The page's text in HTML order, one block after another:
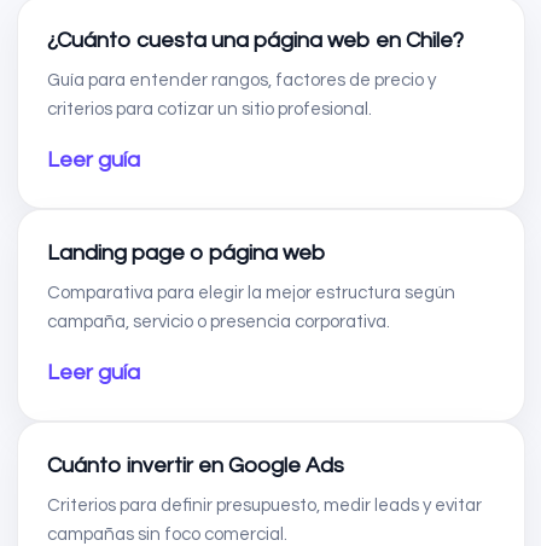
¿Cuánto cuesta una página web en Chile?
Guía para entender rangos, factores de precio y
criterios para cotizar un sitio profesional.
Leer guía
Landing page o página web
Comparativa para elegir la mejor estructura según
campaña, servicio o presencia corporativa.
Leer guía
Cuánto invertir en Google Ads
Criterios para definir presupuesto, medir leads y evitar
campañas sin foco comercial.